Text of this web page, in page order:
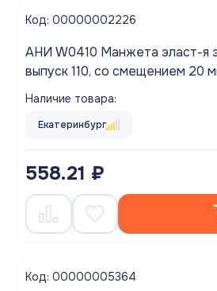
Код: 00000002226
АНИ W0410 Манжета эласт-я
выпуск 110, со смещением 20
Наличие товара:
Екатеринбург
558.21 ₽
Код: 00000005364